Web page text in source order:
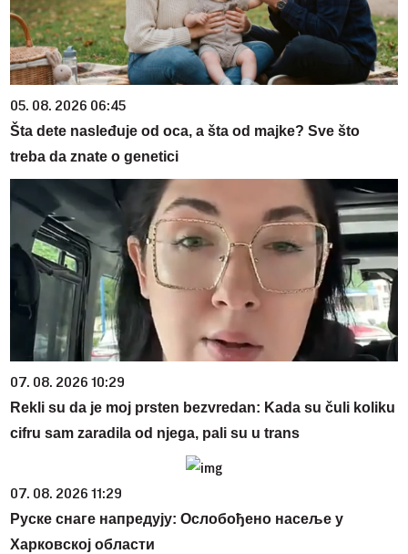
05. 08. 2026 06:45
Šta dete nasleđuje od oca, a šta od majke? Sve što
treba da znate o genetici
07. 08. 2026 10:29
Rekli su da je moj prsten bezvredan: Kada su čuli koliku
cifru sam zaradila od njega, pali su u trans
07. 08. 2026 11:29
Руске снаге напредују: Ослобођено насеље у
Харковској области